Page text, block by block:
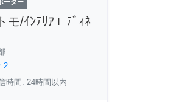
ーター
モ/ｲﾝﾃﾘｱｺｰﾃﾞｨﾈｰ
2
時間: 24時間以内